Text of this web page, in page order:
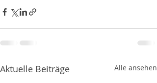
Aktuelle Beiträge Alle ansehen